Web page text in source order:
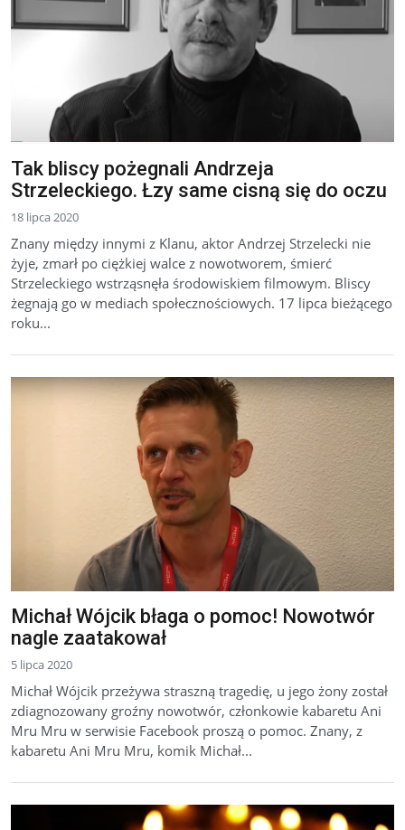
Tak bliscy pożegnali Andrzeja
Strzeleckiego. Łzy same cisną się do oczu
18 lipca 2020
Znany między innymi z Klanu, aktor Andrzej Strzelecki nie
żyje, zmarł po ciężkiej walce z nowotworem, śmierć
Strzeleckiego wstrząsnęła środowiskiem filmowym. Bliscy
żegnają go w mediach społecznościowych. 17 lipca bieżącego
roku...
Michał Wójcik błaga o pomoc! Nowotwór
nagle zaatakował
5 lipca 2020
Michał Wójcik przeżywa straszną tragedię, u jego żony został
zdiagnozowany groźny nowotwór, członkowie kabaretu Ani
Mru Mru w serwisie Facebook proszą o pomoc. Znany, z
kabaretu Ani Mru Mru, komik Michał...